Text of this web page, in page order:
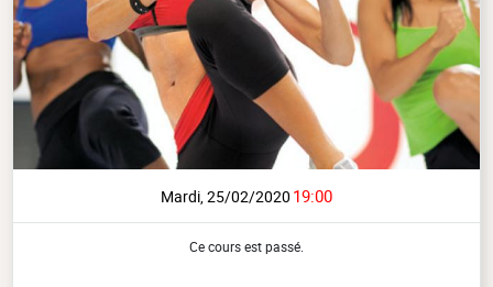
Mardi, 25/02/2020 19:00
Ce cours est passé.